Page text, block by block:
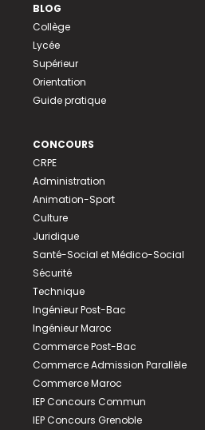
BLOG
Collège
Lycée
Supérieur
Orientation
Guide pratique
CONCOURS
CRPE
Administration
Animation-Sport
Culture
Juridique
Santé-Social et Médico-Social
Sécurité
Technique
Ingénieur Post-Bac
Ingénieur Maroc
Commerce Post-Bac
Commerce Admission Parallèle
Commerce Maroc
IEP Concours Commun
IEP Concours Grenoble